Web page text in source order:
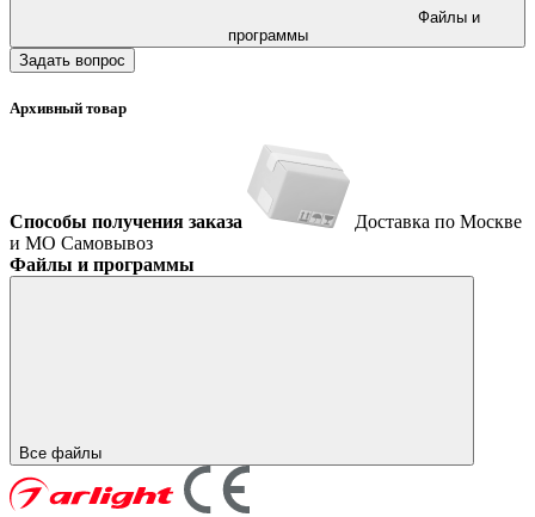
программы
Задать вопрос
Архивный товар
Способы получения заказа
Доставка по Москве
и МО Самовывоз
Файлы и программы
Все файлы